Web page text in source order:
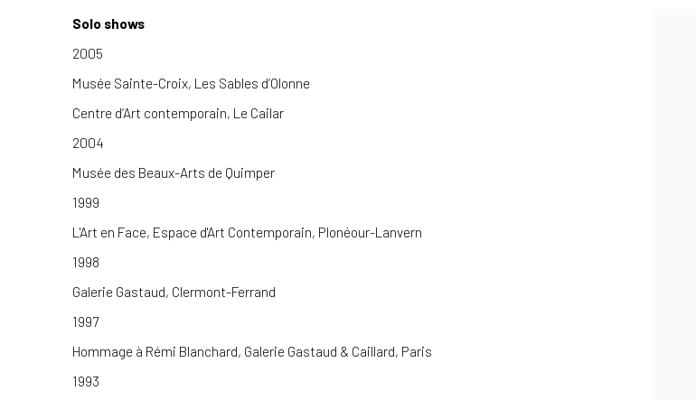
Solo shows
2005
Musée Sainte-Croix, Les Sables d’Olonne
Centre d’Art contemporain, Le Cailar
2004
Musée des Beaux-Arts de Quimper
1999
L'Art en Face, Espace d'Art Contemporain, Plonéour-Lanvern
1998
Galerie Gastaud, Clermont-Ferrand
1997
Hommage à Rémi Blanchard, Galerie Gastaud & Caillard, Paris
1993